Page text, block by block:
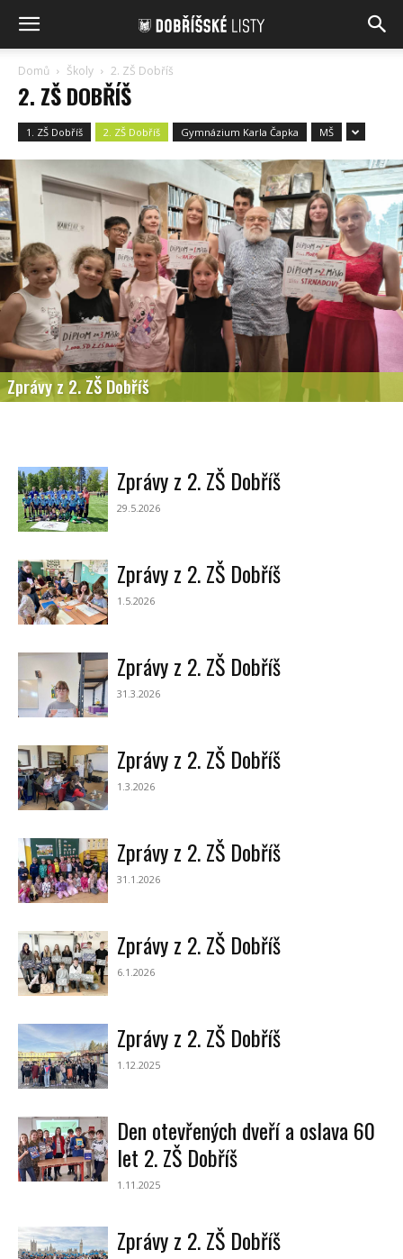
Domů Školy 2. ZŠ Dobříš
2. ZŠ DOBŘÍŠ
1. ZŠ Dobříš 2. ZŠ Dobříš Gymnázium Karla Čapka MŠ
Zprávy z 2. ZŠ Dobříš
Zprávy z 2. ZŠ Dobříš
29.5.2026
Zprávy z 2. ZŠ Dobříš
1.5.2026
Zprávy z 2. ZŠ Dobříš
31.3.2026
Zprávy z 2. ZŠ Dobříš
1.3.2026
Zprávy z 2. ZŠ Dobříš
31.1.2026
Zprávy z 2. ZŠ Dobříš
6.1.2026
Zprávy z 2. ZŠ Dobříš
1.12.2025
Den otevřených dveří a oslava 60
let 2. ZŠ Dobříš
1.11.2025
Zprávy z 2. ZŠ Dobříš